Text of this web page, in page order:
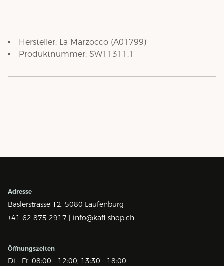
Hersteller: La Marzocco (A01799)
Produktnummer: SW11311.1
Adresse
Baslerstrasse 12, 5080 Laufenburg
+41 62 875 2917 | info@kafi-shop.ch
Öffnungszeiten
Di - Fr: 08:00 - 12:00, 13:30 - 18:00